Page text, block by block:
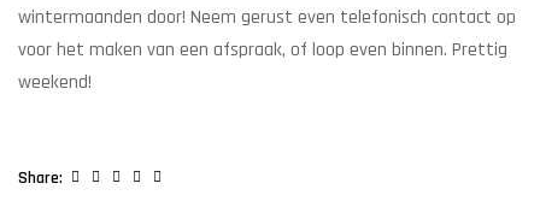
wintermaanden door! Neem gerust even telefonisch contact op
voor het maken van een afspraak, of loop even binnen. Prettig
weekend!
Share: Facebook
TwitterLinkedinGoogle+